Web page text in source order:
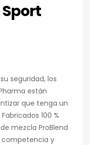
seguridad, los
están
que tenga un
100 %
mezcla ProBlend
competencia y